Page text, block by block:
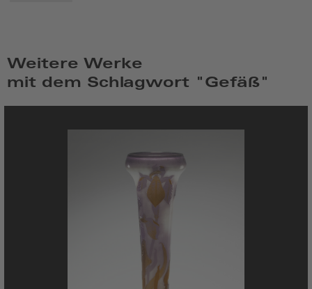
Weitere Werke
mit dem Schlagwort "Gefäß"